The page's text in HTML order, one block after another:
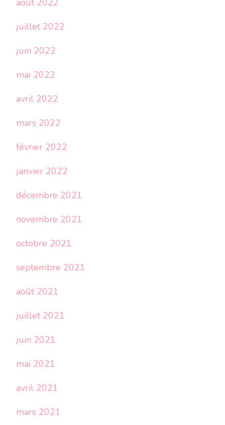
août 2022
juillet 2022
juin 2022
mai 2022
avril 2022
mars 2022
février 2022
janvier 2022
décembre 2021
novembre 2021
octobre 2021
septembre 2021
août 2021
juillet 2021
juin 2021
mai 2021
avril 2021
mars 2021